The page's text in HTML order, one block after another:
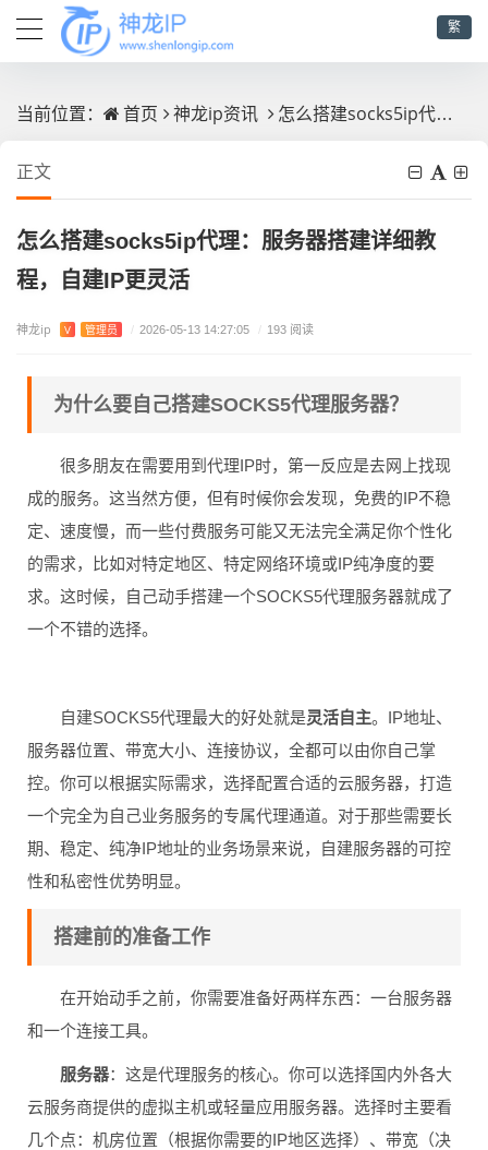
繁
当前位置： 首页 神龙ip资讯 怎么搭建socks5ip代理：服务器搭建详细教程，自建IP更灵活
正文
怎么搭建socks5ip代理：服务器搭建详细教
程，自建IP更灵活
神龙ip V 管理员 / 2026-05-13 14:27:05 / 193 阅读
为什么要自己搭建SOCKS5代理服务器？
很多朋友在需要用到代理IP时，第一反应是去网上找现
成的服务。这当然方便，但有时候你会发现，免费的IP不稳
定、速度慢，而一些付费服务可能又无法完全满足你个性化
的需求，比如对特定地区、特定网络环境或IP纯净度的要
求。这时候，自己动手搭建一个SOCKS5代理服务器就成了
一个不错的选择。
自建SOCKS5代理最大的好处就是灵活自主。IP地址、
服务器位置、带宽大小、连接协议，全都可以由你自己掌
控。你可以根据实际需求，选择配置合适的云服务器，打造
一个完全为自己业务服务的专属代理通道。对于那些需要长
期、稳定、纯净IP地址的业务场景来说，自建服务器的可控
性和私密性优势明显。
搭建前的准备工作
在开始动手之前，你需要准备好两样东西：一台服务器
和一个连接工具。
服务器：这是代理服务的核心。你可以选择国内外各大
云服务商提供的虚拟主机或轻量应用服务器。选择时主要看
几个点：机房位置（根据你需要的IP地区选择）、带宽（决